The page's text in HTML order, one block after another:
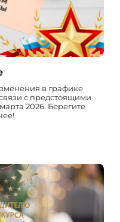
в графике
с предстоящими
2026. Берегите